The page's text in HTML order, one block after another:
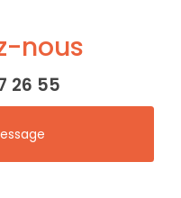
nous
26 55